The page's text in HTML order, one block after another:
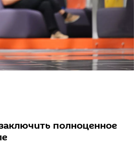
полноценное